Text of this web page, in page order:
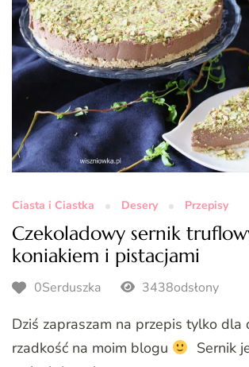
Ciasta i Ciastka Desery Przepisy
Czekoladowy sernik
koniakiem i pistacjami
0Serduszka 3438odsłony
Dziś zapraszam na przepis tylko dla
rzadkość na moim blogu
Sernik